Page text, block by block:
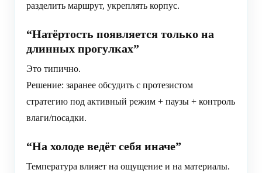
разделить маршрут, укреплять корпус.
“Натёртость появляется только на
длинных прогулках”
Это типично.
Решение: заранее обсудить с протезистом
стратегию под активный режим + паузы + контроль
влаги/посадки.
“На холоде ведёт себя иначе”
Температура влияет на ощущение и на материалы.